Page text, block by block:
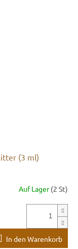
(3 ml)
Auf Lager(2 St)
In den Warenkorb